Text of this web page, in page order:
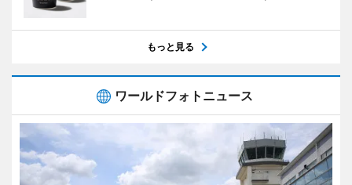
もっと見る
ワールドフォトニュース